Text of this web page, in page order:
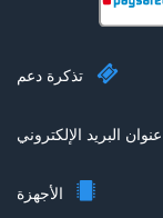
تذكرة دعم
عنوان البريد الإلكتروني
الأجهزة